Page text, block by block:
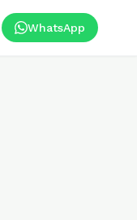
WhatsApp